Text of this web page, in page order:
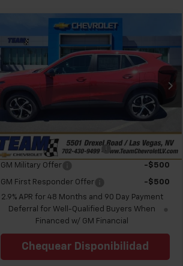
Nuevo
VIN: KL77LGEP4TC198635
262300
Modelo:1TR58
Disponible Ext. Int.
Etiqueta de ventana
$25,785
PRECIO DE VENTA
Precio sugerido (MSRP) $25,785
Precio $25,785
Add. Offers you may Qualify For:
Chevrolet GMF Bonus Cash -$500
GM Military Offer -$500
GM First Responder Offer
-$500
2.9% APR for 48 Months and 90 Day Payment
Deferral for Well-Qualified Buyers When
Financed w/ GM Financial
Chequear Disponibilidad
Comparar vehículo